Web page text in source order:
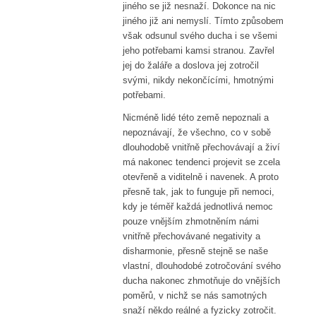
jiného se již nesnaží. Dokonce na nic
jiného již ani nemyslí. Tímto způsobem
však odsunul svého ducha i se všemi
jeho potřebami kamsi stranou. Zavřel
jej do žaláře a doslova jej zotročil
svými, nikdy nekončícími, hmotnými
potřebami.
Nicméně lidé této země nepoznali a
nepoznávají, že všechno, co v sobě
dlouhodobě vnitřně přechovávají a živí
má nakonec tendenci projevit se zcela
otevřeně a viditelně i navenek. A proto
přesně tak, jak to funguje při nemoci,
kdy je téměř každá jednotlivá nemoc
pouze vnějším zhmotněním námi
vnitřně přechovávané negativity a
disharmonie, přesně stejně se naše
vlastní, dlouhodobé zotročování svého
ducha nakonec zhmotňuje do vnějších
poměrů, v nichž se nás samotných
snaží někdo reálné a fyzicky zotročit.